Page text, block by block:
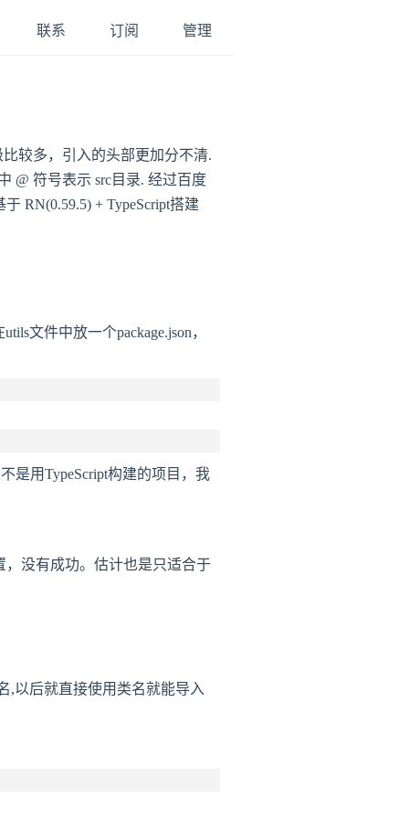
联系 订阅 管理
较多，引入的头部更加分不清.
@ 符号表示 src目录. 经过百度
RN(0.59.5) + TypeScript搭建
文件中放一个package.json，
是用TypeScript构建的项目，我
没有成功。估计也是只适合于
,以后就直接使用类名就能导入